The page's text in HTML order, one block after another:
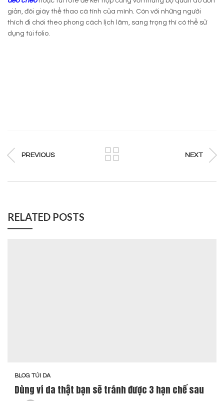
giản, đôi giày thể thao cá tính của mình. Còn với những người
thích đi chơi theo phong cách lịch lãm, sang trọng thì có thể sử
dụng túi folio.
PREVIOUS NEXT
RELATED POSTS
BLOG TÚI DA
Dùng ví da thật bạn sẽ tránh được 3 hạn chế sau